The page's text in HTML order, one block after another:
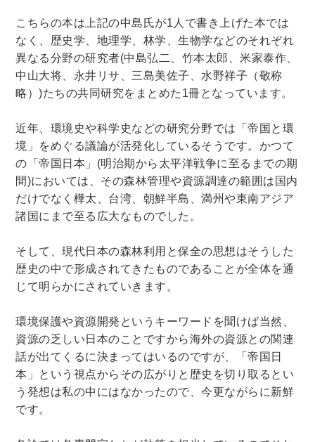
その他
その他
木版画・浮世絵
木版画・浮世絵
こちらの本は上記の中島氏が1人で書き上げた本では
なく、歴史学、地理学、林学、生物学などのそれぞれ
異なる分野の研究者(中島弘二、 竹本太郎、米家泰作、
中山大将、 永井リサ、三島美佐子、水野祥子（敬称
略）)たちの共同研究をまとめた1冊となっています。
近年、環境史や科学史などの研究分野では「帝国と環
境」をめぐる議論が活発化しているそうです。かつて
の「帝国日本」(明治期から太平洋戦争に至るまでの期
間)においては、その森林管理や資源調達の範囲は国内
だけでなく樺太、台湾、朝鮮半島、満州や東南アジア
諸国にまで至る広大なものでした。
そして、現代日本の森林利用と保全の思想はそうした
歴史の中で形成されてきたものであることが全体を通
じて明らかにされていきます。
環境保護や資源開発というキーワードを聞けば当然、
資源の乏しい日本のことですから海外の資源との関連
話が出てくるに決まってはいるのですが、「帝国日
本」という視点からその広がりと歴史を切り取るとい
う発想は私の中にはなかったので、今更ながらに新鮮
です。